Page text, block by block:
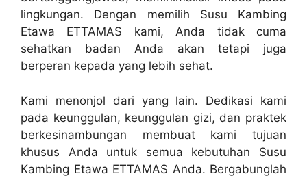
lingkungan. Dengan memilih Susu Kambing
Etawa ETTAMAS kami, Anda tidak cuma
sehatkan badan Anda akan tetapi juga
berperan kepada yang lebih sehat.
Kami menonjol dari yang lain. Dedikasi kami
pada keunggulan, keunggulan gizi, dan praktek
berkesinambungan membuat kami tujuan
khusus Anda untuk semua kebutuhan Susu
Kambing Etawa ETTAMAS Anda. Bergabunglah